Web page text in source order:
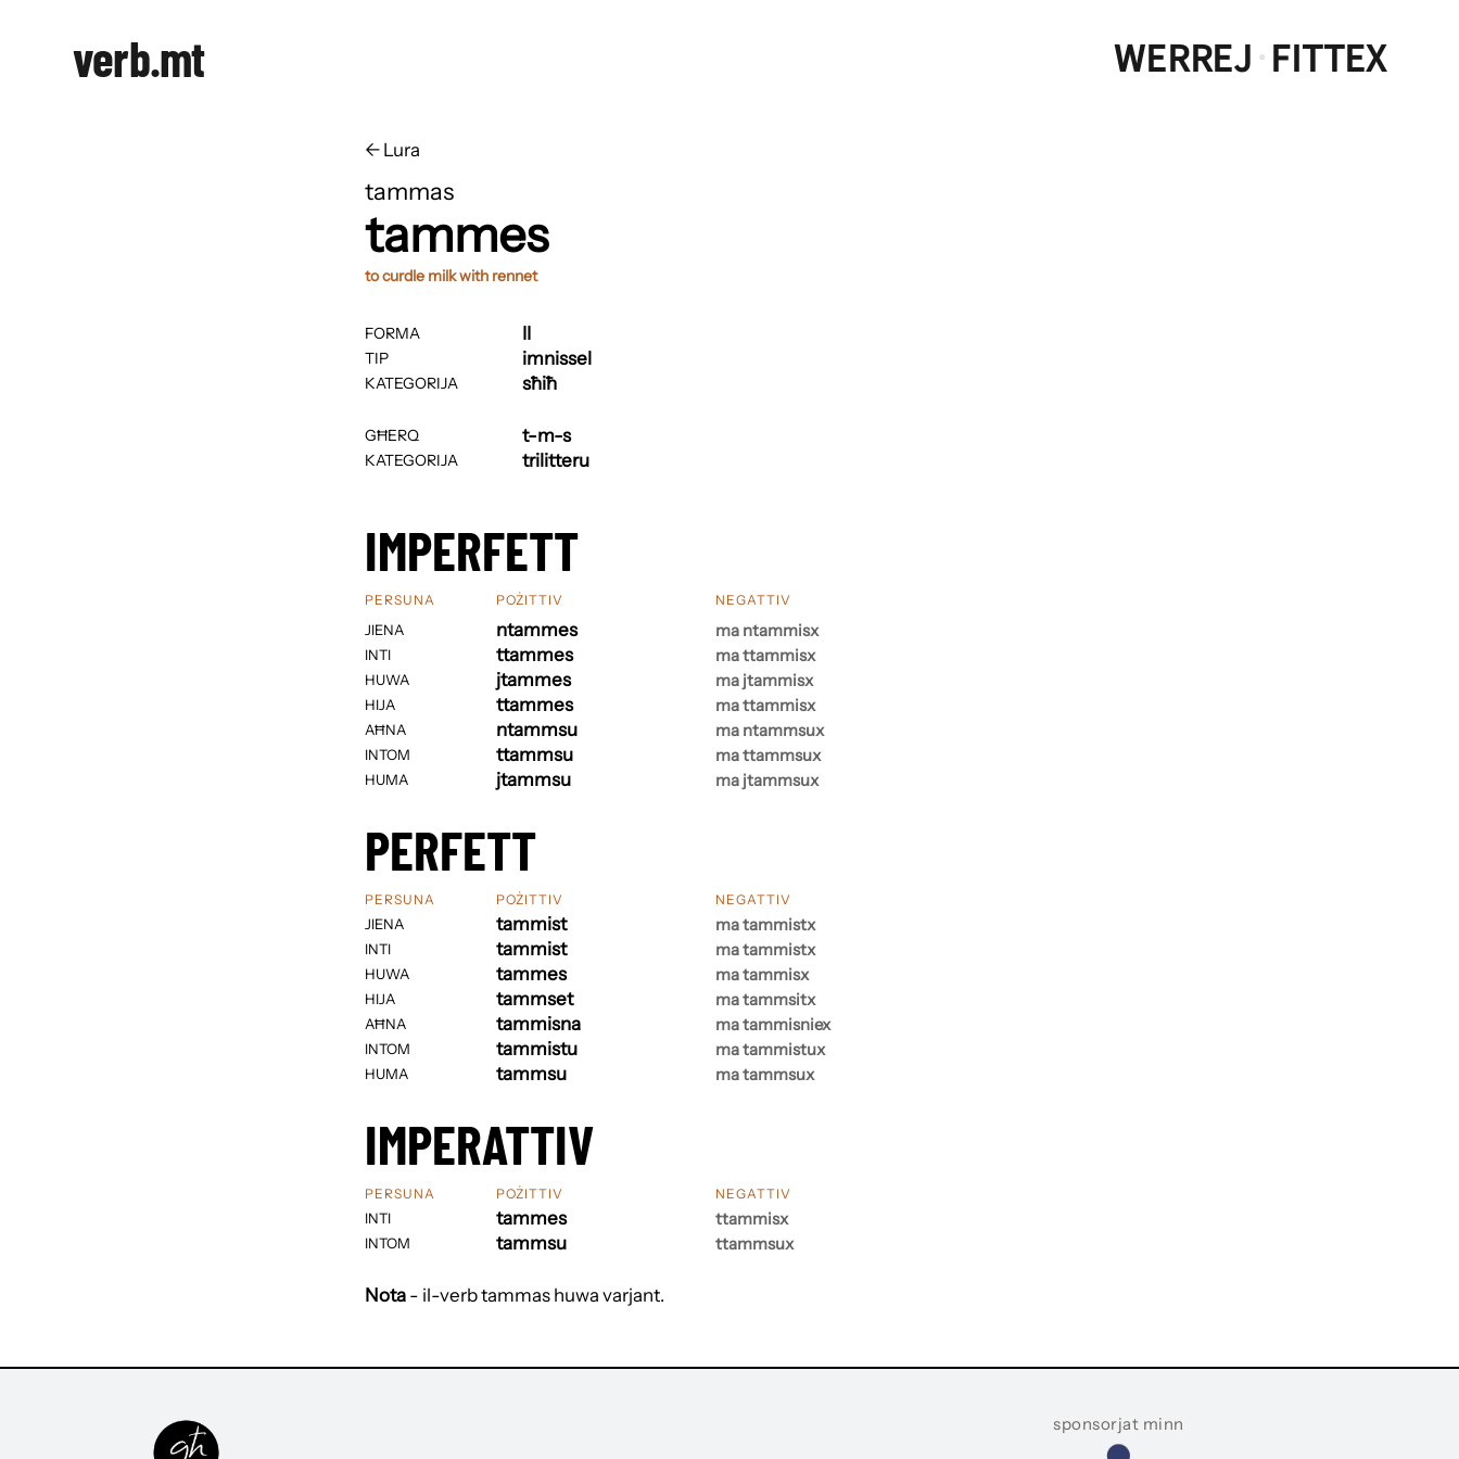
verb.mt WERREJ·FITTEX
← ​​Lura
tammas
tammes
to curdle milk with rennet
FORMA
TIP
KATEGORIJA
GĦERQ
KATEGORIJA
imnissel
sħiħ
t-m-s
trilitteru
IMPERFETT
PERSUNA
JIENA
INTI
HUWA
HIJA
AĦNA
INTOM
HUMA
POŻITTIV
ntammes
ttammes
jtammes
ttammes
ntammsu
ttammsu
jtammsu
NEGATTIV
ma ntammisx
ma ttammisx
ma jtammisx
ma ttammisx
ma ntammsux
ma ttammsux
ma jtammsux
PERFETT
PERSUNA
JIENA
INTI
HUWA
HIJA
AĦNA
INTOM
HUMA
POŻITTIV
tammist
tammist
tammes
tammset
tammisna
tammistu
tammsu
NEGATTIV
ma tammistx
ma tammistx
ma tammisx
ma tammsitx
ma tammisniex
ma tammistux
ma tammsux
IMPERATTIV
PERSUNA
INTI
INTOM
POŻITTIV
tammes
tammsu
NEGATTIV
ttammisx
ttammsux
Nota - il-verb tammas huwa varjant.
sponsorjat minn